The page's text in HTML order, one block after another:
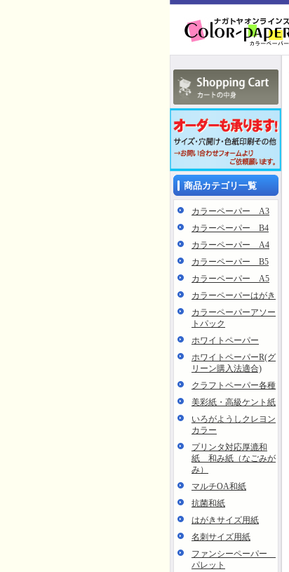
商品カテゴリ一覧
カラーペーパー A3
カラーペーパー B4
カラーペーパー A4
カラーペーパー B5
カラーペーパー A5
カラーペーパーはがき
カラーペーパーアソー
トパック
ホワイトペーパー
ホワイトペーパーR(グ
リーン購入法適合)
クラフトペーパー各種
美彩紙・高級ケント紙
いろがようしクレヨン
カラー
プリンタ対応厚漉和
紙 和み紙（なごみが
み）
マルチOA和紙
抗菌和紙
はがきサイズ用紙
名刺サイズ用紙
ファンシーペーパー
パレット